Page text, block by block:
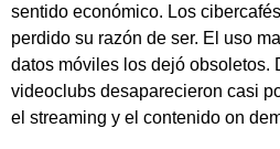
sentido económico. Los
perdido su razón de ser. El uso
datos móviles los dejó obsoletos.
videoclubs desaparecieron casi
el streaming y el contenido on